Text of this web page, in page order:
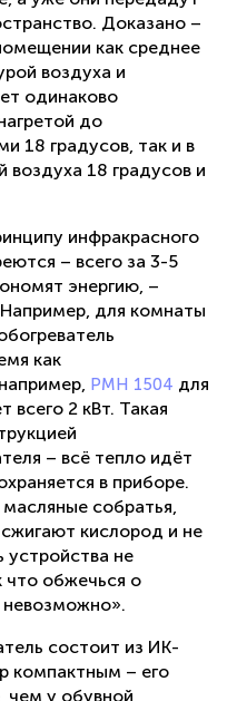
Доказано –
как среднее
воздуха и
одинаково
до
18 градусов, так и в
18 градусов и
инфракрасного
– всего за 3-5
энергию, –
для комнаты
как
PMH 1504 для
2 кВт. Такая
– всё тепло идёт
в приборе.
собратья,
кислород и не
устройства не
что обжечься о
состоит из ИК-
компактным – его
чем у обувной